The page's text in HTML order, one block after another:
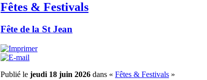
Fêtes & Festivals
Fête de la St Jean
Publié le jeudi 18 juin 2026 dans « Fêtes & Festivals »